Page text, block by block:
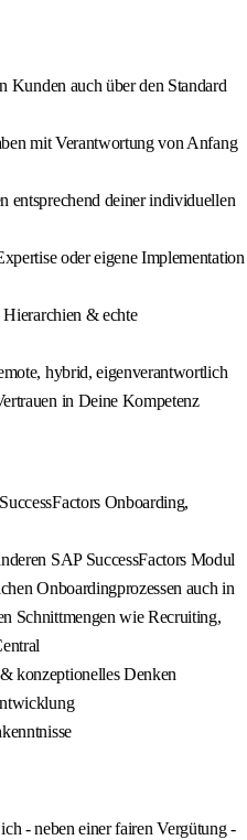
Kunden auch über den Standard
mit Verantwortung von Anfang
entsprechend deiner individuellen
oder eigene Implementation
Hierarchien & echte
hybrid, eigenverantwortlich
in Deine Kompetenz
Onboarding,
SAP SuccessFactors Modul
Onboardingprozessen auch in
Schnittmengen wie Recruiting,
konzeptionelles Denken
- neben einer fairen Vergütung -